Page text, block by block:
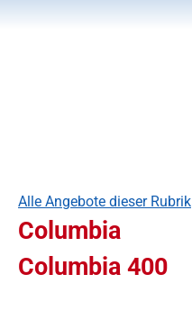
Alle Angebote dieser Rubrik
Columbia
Columbia 400